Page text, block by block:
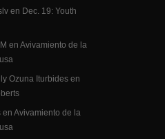
en Dec. 19: Youth
en Avivamiento de la
Ozuna Iturbides en
en Avivamiento de la